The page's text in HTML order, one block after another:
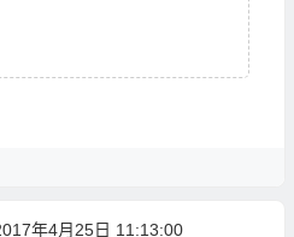
年4月25日 11:13:00